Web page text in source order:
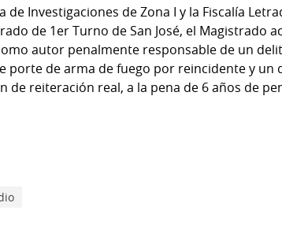
Investigaciones de Zona I y la Fiscalía
de 1er Turno de San José, el Magistrado
autor penalmente responsable de un
porte de arma de fuego por reincidente y
reiteración real, a la pena de 6 años de